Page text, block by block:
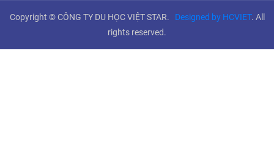
Copyright © CÔNG TY DU HỌC VIỆT STAR. Designed by HCVIET. All
rights reserved.